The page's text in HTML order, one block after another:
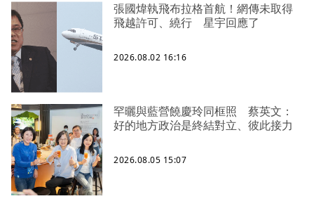
張國煒執飛布拉格首航！網傳未取得
飛越許可、繞行 星宇回應了
2026.08.02 16:16
罕曬與藍營饒慶玲同框照 蔡英文：
好的地方政治是終結對立、彼此接力
2026.08.05 15:07